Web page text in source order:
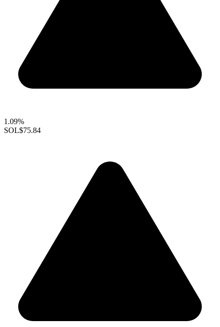
1.09%
SOL$75.84